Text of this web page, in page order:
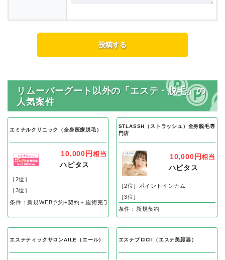
リムーバーグート以外の「エステ・脱毛」の
人気案件
エミナルクリニック（全身医療脱毛）
10,000円 相当
ハピタス
［2位］
［3位］
条件：新規WEB予約+契約＋施術完了
STLASSH（ストラッシュ）全身脱毛専
門店
10,000円相当
ハピタス
［2位］ポイントインカム
［3位］
条件：新規契約
エステティックサロンAILE（エール） エステプロCII（エステ美顔器）